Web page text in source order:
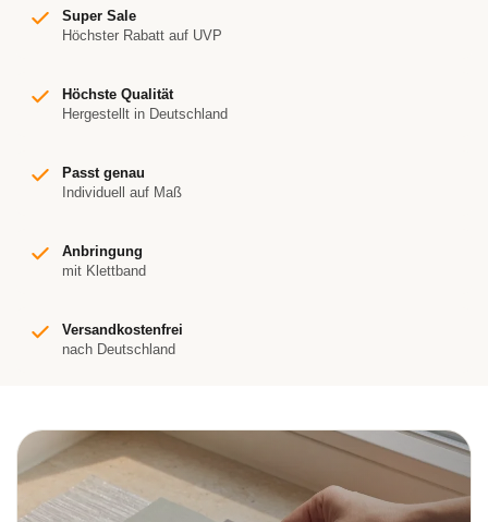
Super Sale
Höchster Rabatt auf UVP
Höchste Qualität
Hergestellt in Deutschland
Passt genau
Individuell auf Maß
Anbringung
mit Klettband
Versandkostenfrei
nach Deutschland